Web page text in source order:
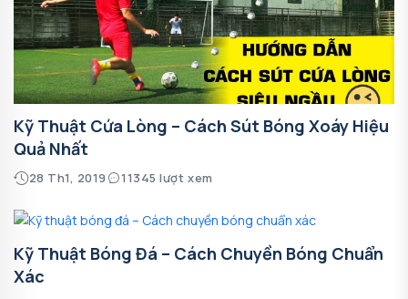
Kỹ Thuật Cứa Lòng – Cách Sút Bóng Xoáy Hiệu
Quả Nhất
28 Th1, 2019 11345 lượt xem
Kỹ Thuật Bóng Đá – Cách Chuyền Bóng Chuẩn
Xác